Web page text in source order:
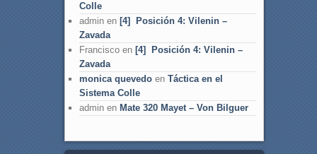
Colle
adminen [4] Posición 4: Vilenin –
Zavada
Franciscoen [4] Posición 4: Vilenin –
Zavada
monica quevedoen Táctica en el
Sistema Colle
adminen Mate 320 Mayet – Von Bilguer